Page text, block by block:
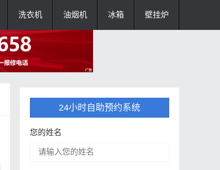
洗衣机 油烟机 冰箱 壁挂炉
24小时自助预约系统
您的姓名